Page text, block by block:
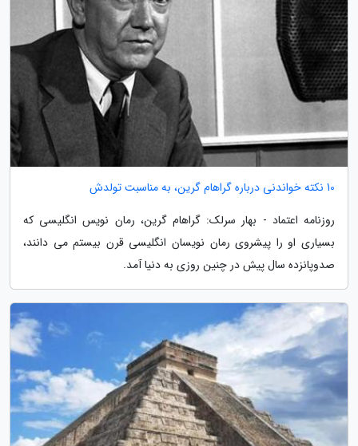
10 نکته خواندنی درباره گراهام گرین، به مناسبت تولدش
روزنامه اعتماد - بهار سرلک: گراهام گرین، رمان نویس انگلیسی که
بسیاری او را پیشروی رمان نویسان انگلیسی قرن بیستم می دانند،
صدوپانزده سال پیش در چنین روزی به دنیا آمد.